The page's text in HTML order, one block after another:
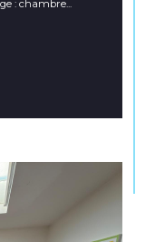
: chambre...